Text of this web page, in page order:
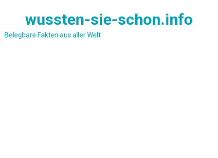
wussten-sie-schon.info
Belegbare Fakten aus aller Welt